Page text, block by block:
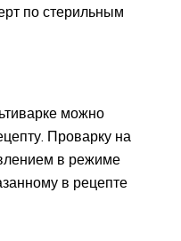
по стерильным
можно
Проварку на
в режиме
в рецепте